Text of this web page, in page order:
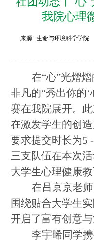
我院心理
来源 : 生命与环境科学学院
在“心”光熠
非凡的“秀出你的
赛在我院展开。
在激发学生的创
要求提交时长为5
三支队伍在本次活
大学生心理健康教
在吕京京老
围绕贴合大学生
开启了富有创意与
李宇晞同学